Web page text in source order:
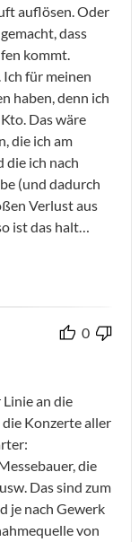
auflösen. Oder
dass
kommt.
für meinen
haben, denn ich
Das wäre
die ich am
die ich nach
(und dadurch
Verlust aus
ist das halt…
0
an die
Konzerte aller
die
Das sind zum
je nach Gewerk
von